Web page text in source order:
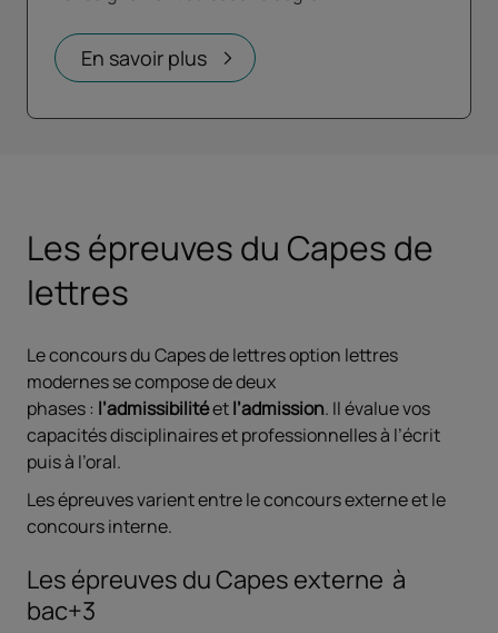
En savoir plus
Les épreuves du Capes de
lettres
Le concours du Capes de lettres option lettres
modernes se compose de deux
phases : l’admissibilitéetl’admission. Il évalue vos
capacités disciplinaires et professionnelles à l’écrit
puis à l’oral.
Les épreuves varient entre le concours externe et le
concours interne.
Les épreuves du Capes externe à
bac+3